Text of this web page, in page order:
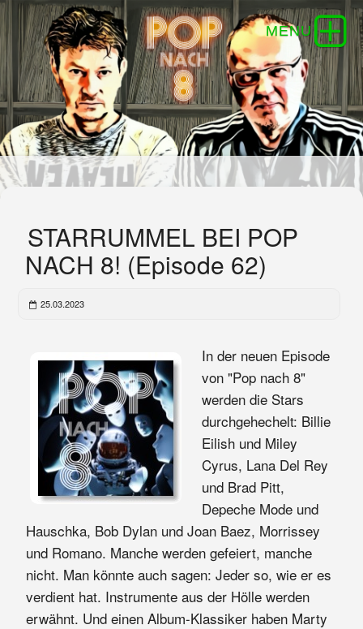
STARRUMMEL BEI POP
NACH 8! (Episode 62)
25.03.2023
In der neuen Episode
von "Pop nach 8"
werden die Stars
durchgehechelt: Billie
Eilish und Miley
Cyrus, Lana Del Rey
und Brad Pitt,
Depeche Mode und
Hauschka, Bob Dylan und Joan Baez, Morrissey
und Romano. Manche werden gefeiert, manche
nicht. Man könnte auch sagen: Jeder so, wie er es
verdient hat. Instrumente aus der Hölle werden
erwähnt. Und einen Album-Klassiker haben Marty